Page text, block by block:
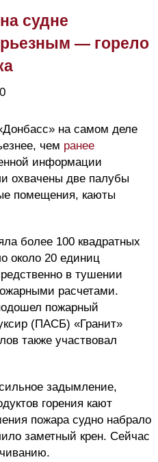
судне
— горело
на самом деле
чем ранее
информации
охвачены две палубы
помещения, каюты
более 100 квадратных
около 20 единиц
в тушении
расчетами.
пожарный
(ПАСБ) «Гранит»
также участвовал
задымление,
горения кают
пожара судно набрало
заметный крен. Сейчас